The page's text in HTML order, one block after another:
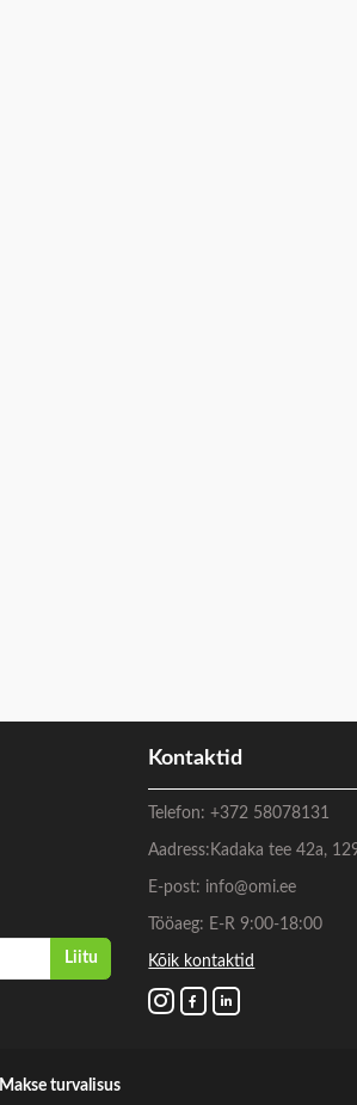
Liitu
Kontaktid
Telefon:+372 58078131
Aadress: Kadaka tee 42a,
E-post: info@omi.ee
Tööaeg: E-R 9:00-18:00
Kõik kontaktid
Makse turvalisus